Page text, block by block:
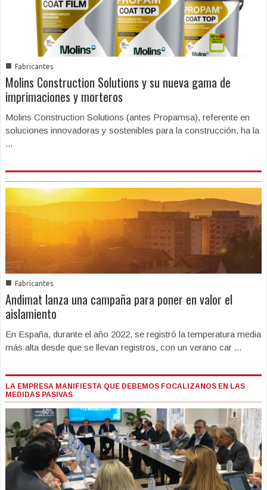
■ Fabricantes
Molins Construction Solutions y su nueva gama de
imprimaciones y morteros
Molins Construction Solutions (antes Propamsa), referente en
soluciones innovadoras y sostenibles para la construcción, ha la
...
■ Fabricantes
Andimat lanza una campaña para poner en valor el
aislamiento
En España, durante el año 2022, se registró la temperatura media
más alta desde que se llevan registros, con un verano car ...
LA EMPRESA MANIFIESTA QUE DEBEMOS FOCALIZANOS EN LAS
MEDIDAS PASIVAS